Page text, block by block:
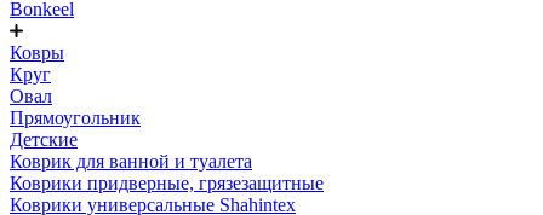
Bonkeel
Ковры
Круг
Овал
Прямоугольник
Детские
Коврик для ванной и туалета
Коврики придверные, грязезащитные
Коврики универсальные Shahintex